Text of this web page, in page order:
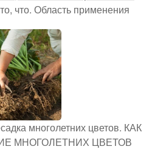
что. Область применения
многолетних цветов. КАК
МНОГОЛЕТНИХ ЦВЕТОВ